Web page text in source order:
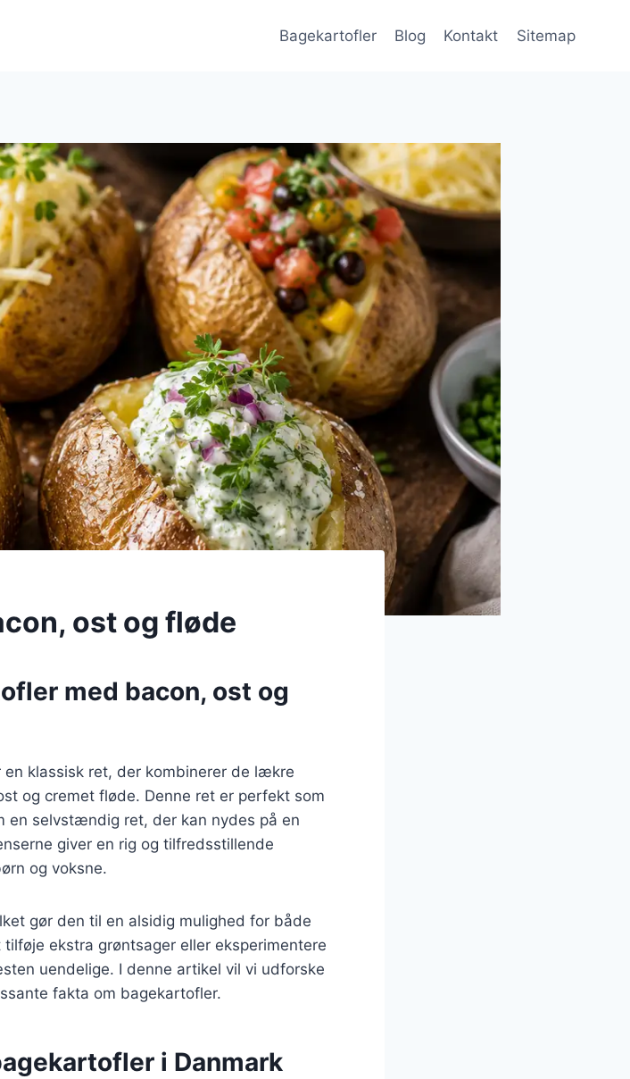
Bagekartofler Blog Kontakt Sitemap
ost og fløde
med bacon, ost og
klassisk ret, der kombinerer de lækre
og cremet fløde. Denne ret er perfekt som
selvstændig ret, der kan nydes på en
giver en rig og tilfredsstillende
og voksne.
gør den til en alsidig mulighed for både
ekstra grøntsager eller eksperimentere
uendelige. I denne artikel vil vi udforske
fakta om bagekartofler.
i Danmark